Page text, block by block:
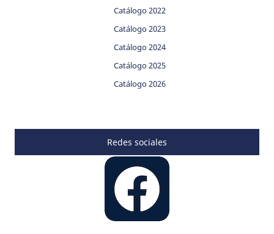
Catálogo 2022
Catálogo 2023
Catálogo 2024
Catálogo 2025
Catálogo 2026
Redes sociales